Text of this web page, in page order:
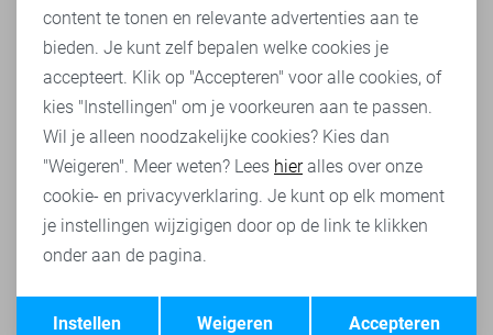
Terug Opslaan
content te tonen en relevante advertenties aan te
bieden. Je kunt zelf bepalen welke cookies je
accepteert. Klik op "Accepteren" voor alle cookies, of
kies "Instellingen" om je voorkeuren aan te passen.
Wil je alleen noodzakelijke cookies? Kies dan
"Weigeren". Meer weten? Lees hieralles over onze
cookie- en privacyverklaring. Je kunt op elk moment
je instellingen wijzigigen door op de link te klikken
onder aan de pagina.
Accepteren
Weigeren
Instellen